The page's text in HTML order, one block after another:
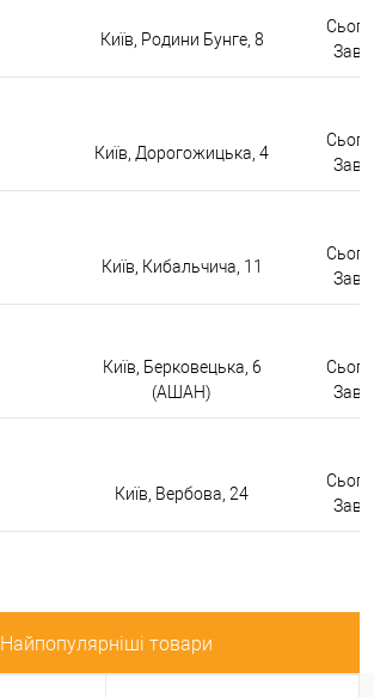
Київ, Родини Бунге, 8
Київ, Дорогожицька, 4
Київ, Кибальчича, 11
Київ, Берковецька, 6
(АШАН)
Київ, Вербова, 24
Найпопулярніші товари